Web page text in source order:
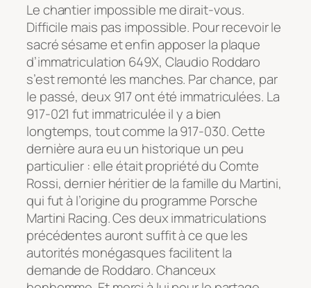
Le chantier impossible me dirait-vous.
Difficile mais pas impossible. Pour recevoir le
sacré sésame et enfin apposer la plaque
d’immatriculation 649X, Claudio Roddaro
s’est remonté les manches. Par chance, par
le passé, deux 917 ont été immatriculées. La
917-021 fut immatriculée il y a bien
longtemps, tout comme la 917-030. Cette
dernière aura eu un historique un peu
particulier : elle était propriété du Comte
Rossi, dernier héritier de la famille du Martini,
qui fut à l’origine du programme Porsche
Martini Racing. Ces deux immatriculations
précédentes auront suffit à ce que les
autorités monégasques facilitent la
demande de Roddaro. Chanceux